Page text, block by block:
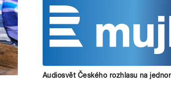
Audiosvět Českého rozhlasu na